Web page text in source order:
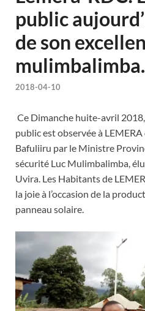
public
de son
mulimbalimba.
2018-04-10
Ce Dimanche huite-avril 2018,
public est observée à
Bafuliiru par le Ministre
sécurité Luc Mulimbalimba,
Uvira. Les Habitants de
la joie à l’occasion de la
panneau solaire.